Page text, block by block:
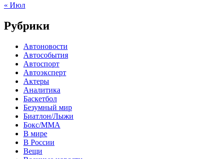
« Июл
Рубрики
Автоновости
Автособытия
Автоспорт
Автоэксперт
Актеры
Аналитика
Баскетбол
Безумный мир
Биатлон/Лыжи
Бокс/MMA
В мире
В России
Вещи